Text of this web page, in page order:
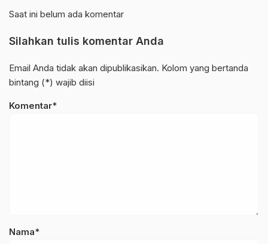
Saat ini belum ada komentar
Silahkan tulis komentar Anda
Email Anda tidak akan dipublikasikan. Kolom yang bertanda
bintang (*) wajib diisi
Komentar*
Nama*